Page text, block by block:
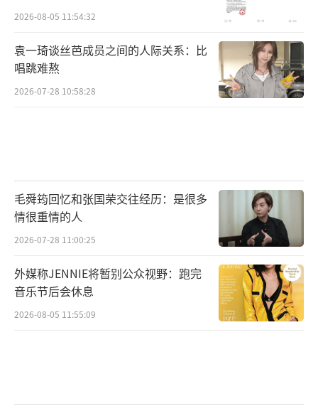
2026-08-05 11:54:32
袁一琦谈丝芭成员之间的人际关系：比
唱跳难熬
2026-07-28 10:58:28
毛舜筠回忆和张国荣交往经历：是很多
情很重情的人
2026-07-28 11:00:25
外媒称JENNIE将暂别公众视野：跑完
音乐节后会休息
2026-08-05 11:55:09